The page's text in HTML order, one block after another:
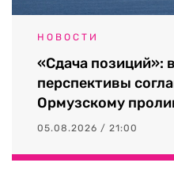
НОВОСТИ
«Сдача позиций»:
перспективы
Ормузскому
05.08.2026 / 21:00